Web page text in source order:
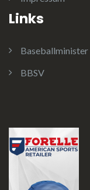
Links
Baseballminister
BBSV